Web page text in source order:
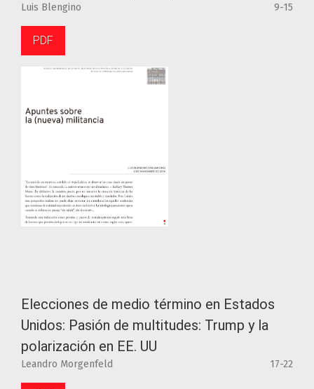
Luis Blengino 9-15
PDF
Elecciones de medio término en Estados
Unidos: Pasión de multitudes: Trump y la
polarización en EE. UU
Leandro Morgenfeld 17-22